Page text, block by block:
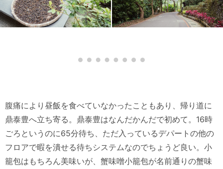
腹痛により昼飯を食べていなかったこともあり、帰り道に
鼎泰豊へ立ち寄る。鼎泰豊はなんだかんだで初めて。16時
ごろというのに65分待ち、ただ入っているデパートの他の
フロアで暇を潰せる待ちシステムなのでちょうど良い。小
籠包はもちろん美味いが、蟹味噌小籠包が名前通りの蟹味